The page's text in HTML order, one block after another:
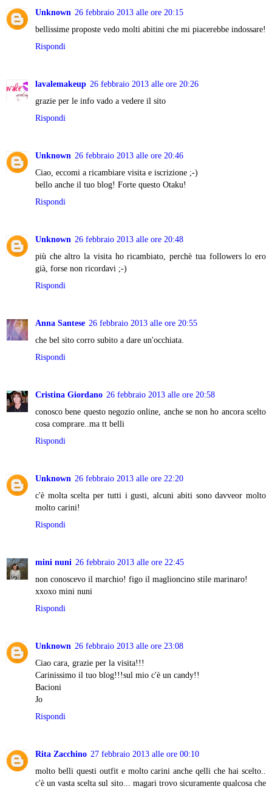
Unknown 26 febbraio 2013 alle ore 20:15
bellissime proposte vedo molti abitini che mi piacerebbe indossare!
Rispondi
lavalemakeup 26 febbraio 2013 alle ore 20:26
grazie per le info vado a vedere il sito
Rispondi
Unknown 26 febbraio 2013 alle ore 20:46
Ciao, eccomi a ricambiare visita e iscrizione ;-)
bello anche il tuo blog! Forte questo Otaku!
Rispondi
Unknown 26 febbraio 2013 alle ore 20:48
più che altro la visita ho ricambiato, perchè tua followers lo ero
già, forse non ricordavi ;-)
Rispondi
Anna Santese 26 febbraio 2013 alle ore 20:55
che bel sito corro subito a dare un'occhiata.
Rispondi
Cristina Giordano 26 febbraio 2013 alle ore 20:58
conosco bene questo negozio online, anche se non ho ancora scelto
cosa comprare..ma tt belli
Rispondi
Unknown 26 febbraio 2013 alle ore 22:20
c'è molta scelta per tutti i gusti, alcuni abiti sono davveor molto
molto carini!
Rispondi
mini nuni 26 febbraio 2013 alle ore 22:45
non conoscevo il marchio! figo il maglioncino stile marinaro!
xxoxo mini nuni
Rispondi
Unknown 26 febbraio 2013 alle ore 23:08
Ciao cara, grazie per la visita!!!
Carinissimo il tuo blog!!!sul mio c'è un candy!!
Bacioni
Jo
Rispondi
Rita Zacchino 27 febbraio 2013 alle ore 00:10
molto belli questi outfit e molto carini anche qelli che hai scelto..
c'è un vasta scelta sul sito... magari trovo sicuramente qualcosa che